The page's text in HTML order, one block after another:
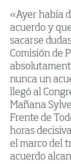
«Ayer había
acuerdo y
sacarse
Comisión de
nunca un
llegó al
Mañana
Frente de
horas
el marco del
acuerdo